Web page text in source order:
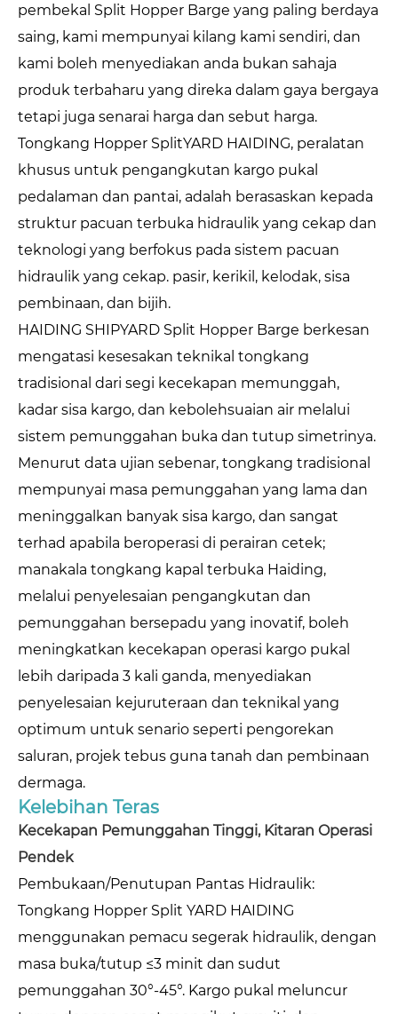
pembekal Split Hopper Barge yang paling berdaya
saing, kami mempunyai kilang kami sendiri, dan
kami boleh menyediakan anda bukan sahaja
produk terbaharu yang direka dalam gaya bergaya
tetapi juga senarai harga dan sebut harga.
Tongkang Hopper SplitYARD HAIDING, peralatan
khusus untuk pengangkutan kargo pukal
pedalaman dan pantai, adalah berasaskan kepada
struktur pacuan terbuka hidraulik yang cekap dan
teknologi yang berfokus pada sistem pacuan
hidraulik yang cekap. pasir, kerikil, kelodak, sisa
pembinaan, dan bijih.
HAIDING SHIPYARD Split Hopper Barge berkesan
mengatasi kesesakan teknikal tongkang
tradisional dari segi kecekapan memunggah,
kadar sisa kargo, dan kebolehsuaian air melalui
sistem pemunggahan buka dan tutup simetrinya.
Menurut data ujian sebenar, tongkang tradisional
mempunyai masa pemunggahan yang lama dan
meninggalkan banyak sisa kargo, dan sangat
terhad apabila beroperasi di perairan cetek;
manakala tongkang kapal terbuka Haiding,
melalui penyelesaian pengangkutan dan
pemunggahan bersepadu yang inovatif, boleh
meningkatkan kecekapan operasi kargo pukal
lebih daripada 3 kali ganda, menyediakan
penyelesaian kejuruteraan dan teknikal yang
optimum untuk senario seperti pengorekan
saluran, projek tebus guna tanah dan pembinaan
dermaga.
Kelebihan Teras
Kecekapan Pemunggahan Tinggi, Kitaran Operasi
Pendek
Pembukaan/Penutupan Pantas Hidraulik:
Tongkang Hopper Split YARD HAIDING
menggunakan pemacu segerak hidraulik, dengan
masa buka/tutup ≤3 minit dan sudut
pemunggahan 30°-45°. Kargo pukal meluncur